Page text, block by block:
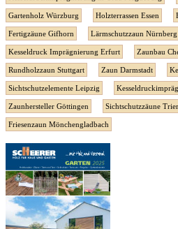
Gartenholz Würzburg Holzterrassen Essen
Fertigzäune Gifhorn Lärmschutzzaun Nürnberg
Kesseldruck Imprägnierung Erfurt Zaunbau
Rundholzzaun Stuttgart Zaun Darmstadt
Sichtschutzelemente Leipzig
Zaunhersteller Göttingen Sichtschutzzäune Trier
Friesenzaun Mönchengladbach